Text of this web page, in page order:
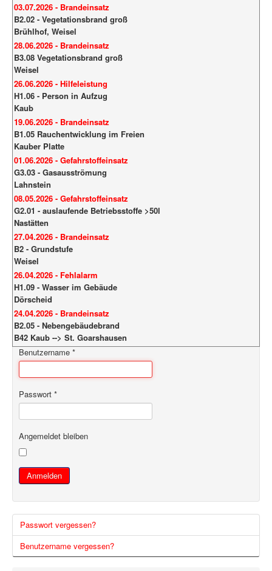
03.07.2026 - Brandeinsatz
B2.02 - Vegetationsbrand groß
Brühlhof, Weisel
28.06.2026 - Brandeinsatz
B3.08 Vegetationsbrand groß
Weisel
26.06.2026 - Hilfeleistung
H1.06 - Person in Aufzug
Kaub
19.06.2026 - Brandeinsatz
B1.05 Rauchentwicklung im Freien
Kauber Platte
01.06.2026 - Gefahrstoffeinsatz
G3.03 - Gasausströmung
Lahnstein
08.05.2026 - Gefahrstoffeinsatz
G2.01 - auslaufende Betriebsstoffe >50l
Nastätten
27.04.2026 - Brandeinsatz
B2 - Grundstufe
Weisel
26.04.2026 - Fehlalarm
H1.09 - Wasser im Gebäude
Dörscheid
24.04.2026 - Brandeinsatz
B2.05 - Nebengebäudebrand
B42 Kaub --> St. Goarshausen
Benutzername *
Passwort *
Angemeldet bleiben
Anmelden
Passwort vergessen?
Benutzername vergessen?